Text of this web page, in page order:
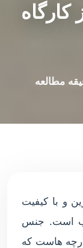
و با کیفیت
است. جنس
هاست که